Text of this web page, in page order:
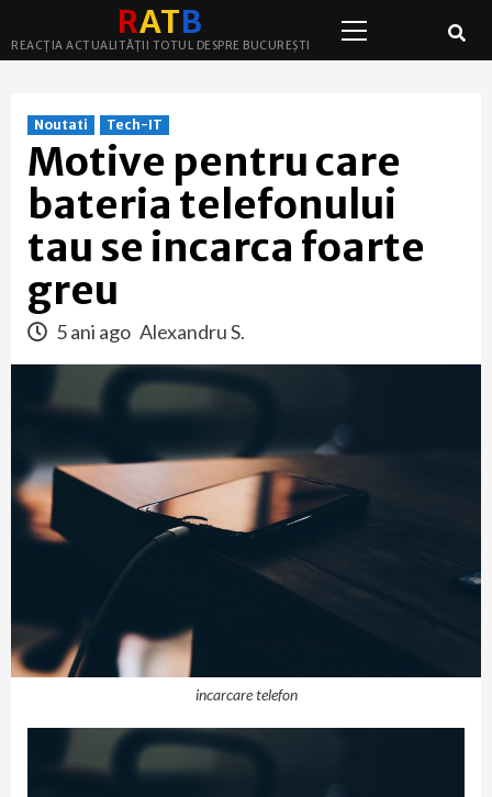
to
RATB
REACȚIA ACTUALITĂȚII TOTUL DESPRE BUCUREȘTI
Menu
Noutati Tech-IT
Motive pentru care
bateria telefonului
tau se incarca foarte
greu
5 ani ago Alexandru S.
incarcare telefon